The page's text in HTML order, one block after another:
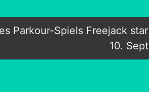
Parkour-Spiels Freejack
10.